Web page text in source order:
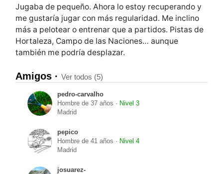
Jugaba de pequeño. Ahora lo estoy recuperando y
me gustaría jugar con más regularidad. Me inclino
más a pelotear o entrenar que a partidos. Pistas de
Hortaleza, Campo de las Naciones… aunque
también me podría desplazar.
Amigos ·Ver todos (5)
pedro-carvalho
Hombre de 37 años · Nivel 3
Madrid
pepico
Hombre de 41 años · Nivel 4
Madrid
josuarez-